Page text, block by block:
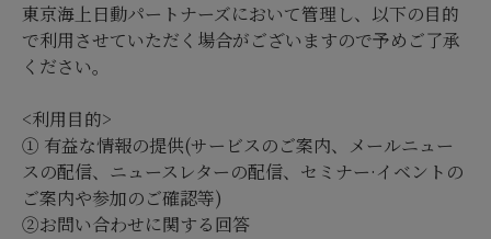
東京海上日動パートナーズにおいて管理し、以下の目的
で利用させていただく場合がございますので予めご了承
ください。
<利用目的>
① 有益な情報の提供(サービスのご案内、メールニュー
スの配信、ニュースレターの配信、セミナー·イベントの
ご案内や参加のご確認等)
②お問い合わせに関する回答